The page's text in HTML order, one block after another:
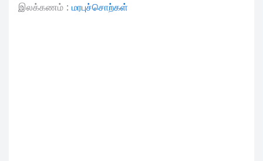
இலக்கணம் :மரபுச்சொற்கள்